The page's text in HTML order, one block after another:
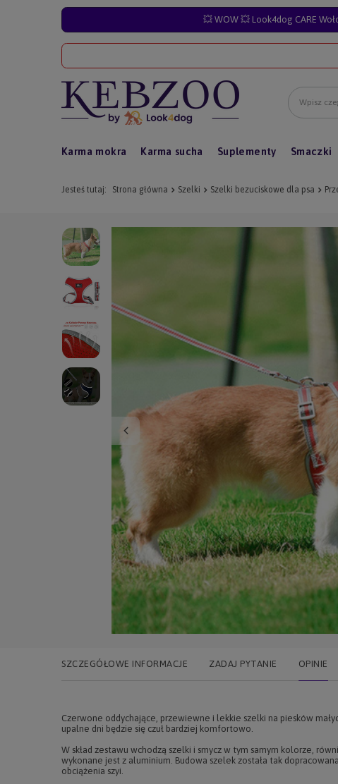
💥 WOW 💥 Look4dog CARE
Karma mokra Karma sucha Suplementy Smaczki
Jesteś tutaj: Strona główna Szelki Szelki bezuciskowe dla psa
SZCZEGÓŁOWE INFORMACJE ZADAJ PYTANIE OPINIE
Czerwone oddychające, przewiewne i lekkie szelki na piesków
upalne dni będzie się czuł bardziej komfortowo.
W skład zestawu wchodzą szelki i smycz w tym samym kolorze,
wykonane jest z aluminium. Budowa szelek została tak
obciążenia szyi.